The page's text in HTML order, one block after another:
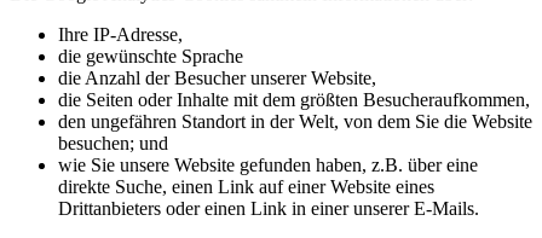
Ihre IP-Adresse,
die gewünschte Sprache
die Anzahl der Besucher unserer Website,
die Seiten oder Inhalte mit dem größten Besucheraufkommen,
den ungefähren Standort in der Welt, von dem Sie die Website
besuchen; und
wie Sie unsere Website gefunden haben, z.B. über eine
direkte Suche, einen Link auf einer Website eines
Drittanbieters oder einen Link in einer unserer E-Mails.